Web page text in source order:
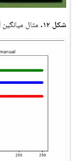
شکل ۱۲. مثال میانگین test_burst_sameness_manual.